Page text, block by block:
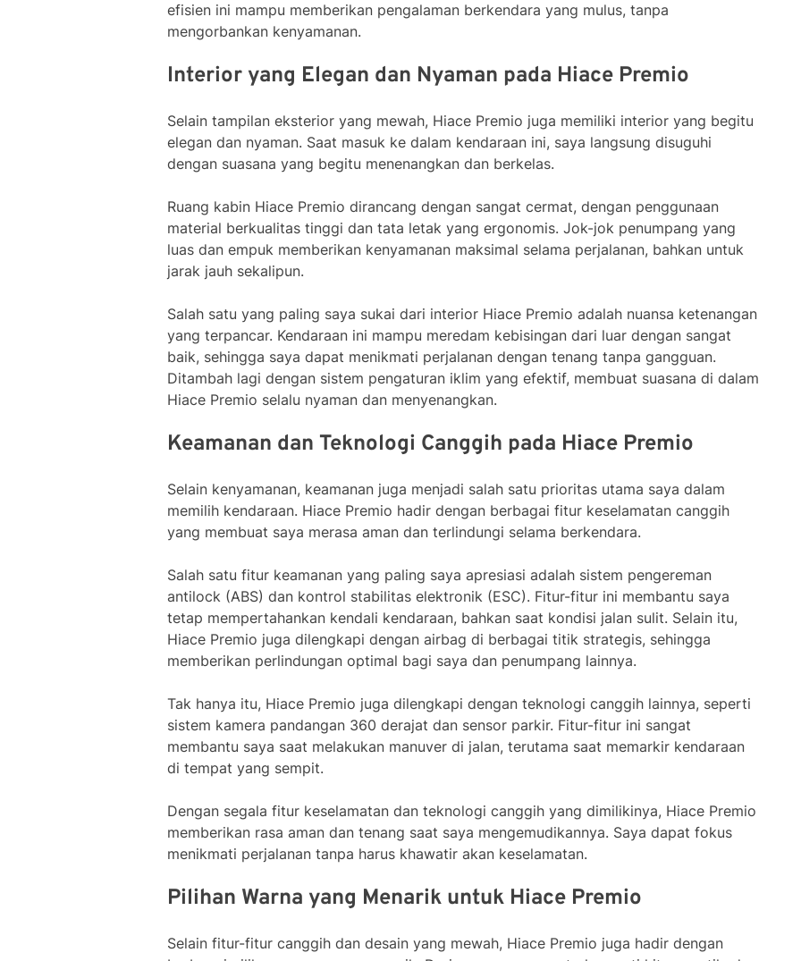
efisien ini mampu memberikan pengalaman berkendara yang mulus, tanpa
mengorbankan kenyamanan.
Interior yang Elegan dan Nyaman pada Hiace Premio
Selain tampilan eksterior yang mewah, Hiace Premio juga memiliki interior yang begitu
elegan dan nyaman. Saat masuk ke dalam kendaraan ini, saya langsung disuguhi
dengan suasana yang begitu menenangkan dan berkelas.
Ruang kabin Hiace Premio dirancang dengan sangat cermat, dengan penggunaan
material berkualitas tinggi dan tata letak yang ergonomis. Jok-jok penumpang yang
luas dan empuk memberikan kenyamanan maksimal selama perjalanan, bahkan untuk
jarak jauh sekalipun.
Salah satu yang paling saya sukai dari interior Hiace Premio adalah nuansa ketenangan
yang terpancar. Kendaraan ini mampu meredam kebisingan dari luar dengan sangat
baik, sehingga saya dapat menikmati perjalanan dengan tenang tanpa gangguan.
Ditambah lagi dengan sistem pengaturan iklim yang efektif, membuat suasana di dalam
Hiace Premio selalu nyaman dan menyenangkan.
Keamanan dan Teknologi Canggih pada Hiace Premio
Selain kenyamanan, keamanan juga menjadi salah satu prioritas utama saya dalam
memilih kendaraan. Hiace Premio hadir dengan berbagai fitur keselamatan canggih
yang membuat saya merasa aman dan terlindungi selama berkendara.
Salah satu fitur keamanan yang paling saya apresiasi adalah sistem pengereman
antilock (ABS) dan kontrol stabilitas elektronik (ESC). Fitur-fitur ini membantu saya
tetap mempertahankan kendali kendaraan, bahkan saat kondisi jalan sulit. Selain itu,
Hiace Premio juga dilengkapi dengan airbag di berbagai titik strategis, sehingga
memberikan perlindungan optimal bagi saya dan penumpang lainnya.
Tak hanya itu, Hiace Premio juga dilengkapi dengan teknologi canggih lainnya, seperti
sistem kamera pandangan 360 derajat dan sensor parkir. Fitur-fitur ini sangat
membantu saya saat melakukan manuver di jalan, terutama saat memarkir kendaraan
di tempat yang sempit.
Dengan segala fitur keselamatan dan teknologi canggih yang dimilikinya, Hiace Premio
memberikan rasa aman dan tenang saat saya mengemudikannya. Saya dapat fokus
menikmati perjalanan tanpa harus khawatir akan keselamatan.
Pilihan Warna yang Menarik untuk Hiace Premio
Selain fitur-fitur canggih dan desain yang mewah, Hiace Premio juga hadir dengan